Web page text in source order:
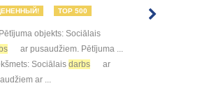
TOP 500
Pētījuma objekts: Sociālais
ar pusaudžiem. Pētījuma ...
Sociālais darbs
ar
ar ...